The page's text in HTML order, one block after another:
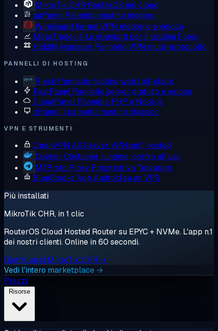
MikroTik CHR RouterOS nel cloud
aaPanel Pannello hosting leggero
WireGuard Kernel VPN moderno e veloce
MetaTrader 4 Lo standard per il trading Forex
Hiddify Manager Pannello VPN multi-protocollo
PANNELLI DI HOSTING
Plesk Pannello hosting web full-stack
FastPanel Pannello server gratuito e veloce
CloudPanel Pannello PHP e Node.js
cPanel Il pannello hosting classico
VPN E STRUMENTI
OpenVPN AS Server VPN self-hosted
Docker Container runtime, pronto all'uso
MTProto Proxy Proxy nativo Telegram
BlueStacks App Android su un VPS
Più installati
MikroTik CHR, in 1 clic
RouterOS Cloud Hosted Router su EPYC + NVMe. L'app n.1
dei nostri clienti. Online in 60 secondi.
Distribuisci MikroTik CHR →
Vedi l'intero marketplace →
Prezzi